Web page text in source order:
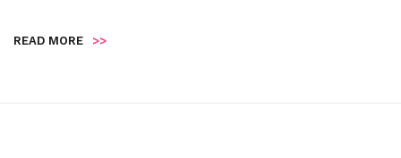
READ MORE >>